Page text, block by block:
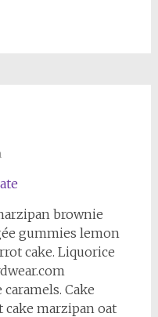
brownie
gummies lemon
cake. Liquorice
Cake
marzipan oat